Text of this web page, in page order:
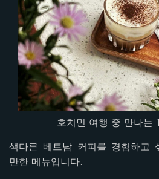
호치민 여행 중 만나는
색다른 베트남 커피를 경험하고
만한 메뉴입니다.